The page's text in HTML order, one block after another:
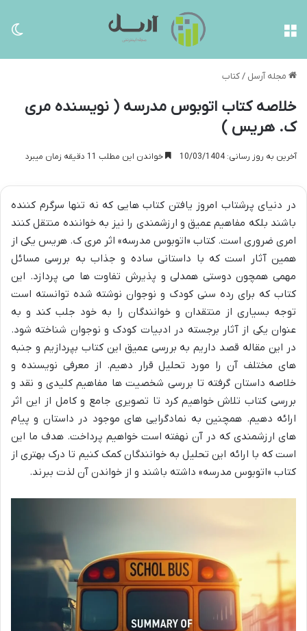
مجله آرسل /کتاب
خلاصه کتاب اتوبوس مدرسه ( نویسنده مری
ک. هریس )
آخرین به روز رسانی: 10/03/1404 خواندن این مطلب 11 دقیقه زمان میبرد
در دنیای پرشتاب امروز یافتن کتاب هایی که نه تنها سرگرم کننده
باشند بلکه مفاهیم عمیق و ارزشمندی را نیز به خواننده منتقل کنند
امری ضروری است. کتاب «اتوبوس مدرسه» اثر مری ک. هریس یکی از
همین آثار است که با داستانی ساده و جذاب به بررسی مسائل
مهمی همچون دوستی همدلی و پذیرش تفاوت ها می پردازد. این
کتاب که برای رده سنی کودک و نوجوان نوشته شده توانسته است
توجه بسیاری از منتقدان و خوانندگان را به خود جلب کند و به
عنوان یکی از آثار برجسته در ادبیات کودک و نوجوان شناخته شود.
در این مقاله قصد داریم به بررسی عمیق این کتاب بپردازیم و جنبه
های مختلف آن را مورد تحلیل قرار دهیم. از معرفی نویسنده و
خلاصه داستان گرفته تا بررسی شخصیت ها مفاهیم کلیدی و نقد و
بررسی کتاب تلاش خواهیم کرد تا تصویری جامع و کامل از این اثر
ارائه دهیم. همچنین به نمادگرایی های موجود در داستان و پیام
های ارزشمندی که در آن نهفته است خواهیم پرداخت. هدف ما این
است که با ارائه این تحلیل به خوانندگان کمک کنیم تا درک بهتری از
کتاب «اتوبوس مدرسه» داشته باشند و از خواندن آن لذت ببرند.